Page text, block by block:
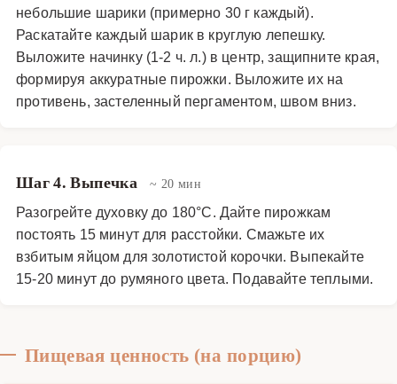
небольшие шарики (примерно 30 г каждый).
Раскатайте каждый шарик в круглую лепешку.
Выложите начинку (1-2 ч. л.) в центр, защипните края,
формируя аккуратные пирожки. Выложите их на
противень, застеленный пергаментом, швом вниз.
Шаг 4. Выпечка ~ 20 мин
Разогрейте духовку до 180°C. Дайте пирожкам
постоять 15 минут для расстойки. Смажьте их
взбитым яйцом для золотистой корочки. Выпекайте
15-20 минут до румяного цвета. Подавайте теплыми.
Пищевая ценность (на порцию)